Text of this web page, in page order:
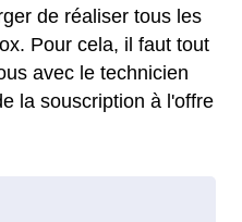
de réaliser tous les
Pour cela, il faut tout
avec le technicien
la souscription à l'offre